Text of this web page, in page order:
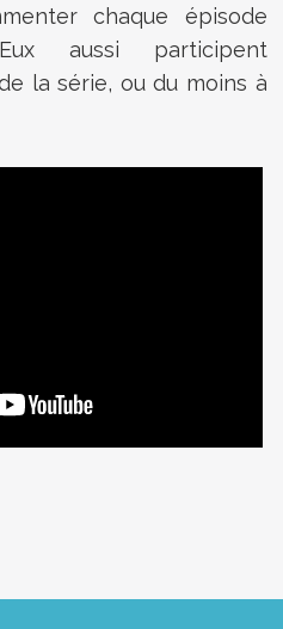
chaque épisode
aussi participent
la série, ou du moins à